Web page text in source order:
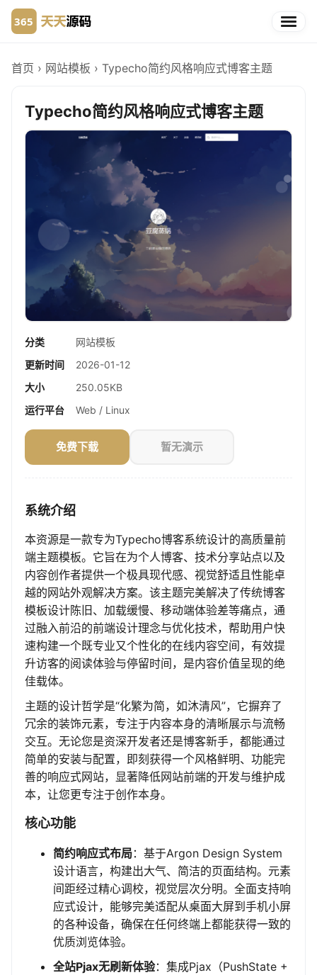
首页 › 网站模板 › Typecho简约风格响应式博客主题
Typecho简约风格响应式博客主题
分类
网站模板
更新时间
2026-01-12
大小
250.05KB
运行平台
Web / Linux
免费下载 暂无演示
系统介绍
本资源是一款专为Typecho博客系统设计的高质量前
端主题模板。它旨在为个人博客、技术分享站点以及
内容创作者提供一个极具现代感、视觉舒适且性能卓
越的网站外观解决方案。该主题完美解决了传统博客
模板设计陈旧、加载缓慢、移动端体验差等痛点，通
过融入前沿的前端设计理念与优化技术，帮助用户快
速构建一个既专业又个性化的在线内容空间，有效提
升访客的阅读体验与停留时间，是内容价值呈现的绝
佳载体。
主题的设计哲学是“化繁为简，如沐清风”，它摒弃了
冗余的装饰元素，专注于内容本身的清晰展示与流畅
交互。无论您是资深开发者还是博客新手，都能通过
简单的安装与配置，即刻获得一个风格鲜明、功能完
善的响应式网站，显著降低网站前端的开发与维护成
本，让您更专注于创作本身。
核心功能
简约响应式布局：基于Argon Design System
设计语言，构建出大气、简洁的页面结构。元素
间距经过精心调校，视觉层次分明。全面支持响
应式设计，能够完美适配从桌面大屏到手机小屏
的各种设备，确保在任何终端上都能获得一致的
优质浏览体验。
全站Pjax无刷新体验：集成Pjax（PushState +